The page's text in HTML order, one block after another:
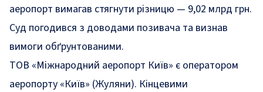
аеропорт вимагав стягнути різницю — 9,02 млрд грн.
Суд погодився з доводами позивача та визнав
вимоги обґрунтованими.
ТОВ «Міжнародний аеропорт Київ» є оператором
аеропорту «Київ» (Жуляни). Кінцевими